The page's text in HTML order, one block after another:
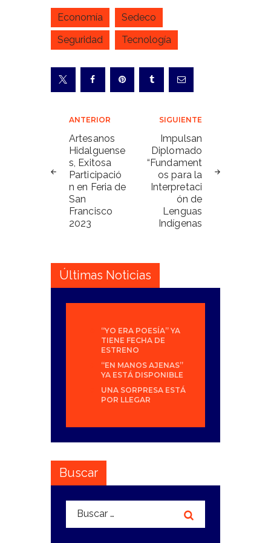
Economía
Sedeco
Seguridad
Tecnología
Navegación
de
entradas
ANTERIOR
Artesanos
Hidalguense
s, Exitosa
Participació
n en Feria de
San
Francisco
2023
SIGUIENTE
Impulsan
Diplomado
“Fundament
os para la
Interpretaci
ón de
Lenguas
Indígenas
Últimas Noticias
“YO ERA POESÍA” YA
TIENE FECHA DE
ESTRENO
“EN MANOS AJENAS”
YA ESTÁ DISPONIBLE
UNA SORPRESA ESTÁ
POR LLEGAR
Buscar
Buscar: